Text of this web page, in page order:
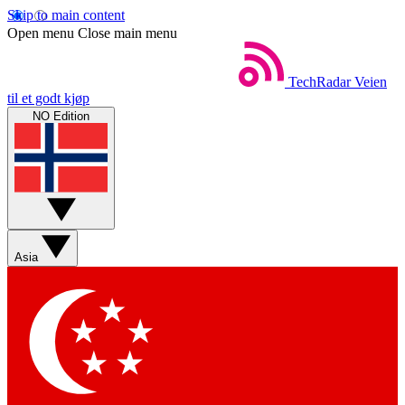
Skip to main content
Open menu Close main menu
TechRadar Veien
til et godt kjøp
NO Edition
Asia